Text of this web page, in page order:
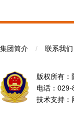
集团简介 / 联系我们
版权所有：
电话：029-
技术支持：